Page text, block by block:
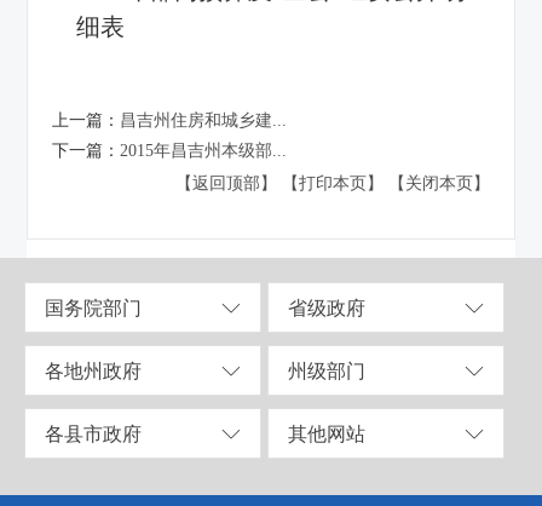
细表
上一篇： 昌吉州住房和城乡建...
下一篇： 2015年昌吉州本级部...
【返回顶部】
【打印本页】 【关闭本页】
国务院部门 省级政府
各地州政府 州级部门
各县市政府 其他网站